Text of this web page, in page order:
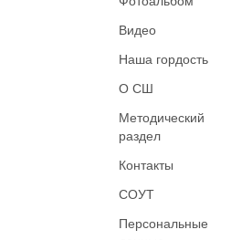
Видео
Наша гордость
О СШ
Методический
раздел
Контакты
СОУТ
Персональные